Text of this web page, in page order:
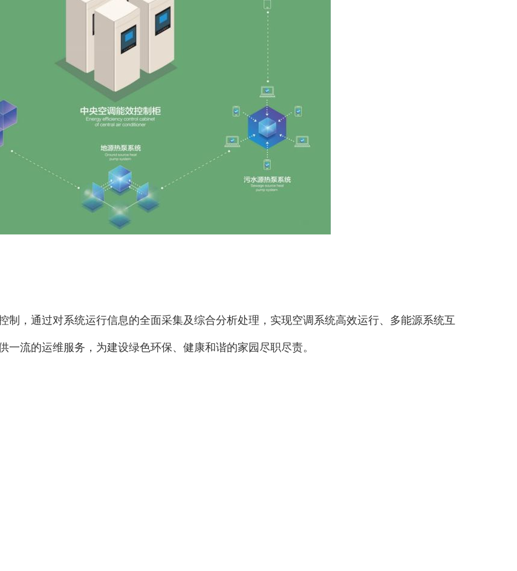
制，通过对系统运行信息的全面采集及综合分析处理，实现空调系统高效运行、多能源系统互
流的运维服务，为建设绿色环保、健康和谐的家园尽职尽责。